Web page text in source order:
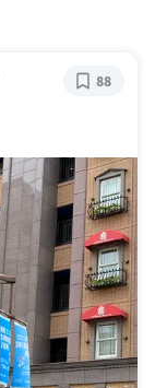
88